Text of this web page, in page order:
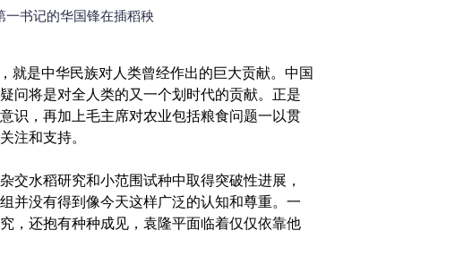
一书记的华国锋在插稻秧
是中华民族对人类曾经作出的巨大贡献。中国
问将是对全人类的又一个划时代的贡献。正是
识，再加上毛主席对农业包括粮食问题一以贯
注和支持。
水稻研究和小范围试种中取得突破性进展，
并没有得到像今天这样广泛的认知和尊重。一
，还抱有种种成见，袁隆平面临着仅仅依靠他